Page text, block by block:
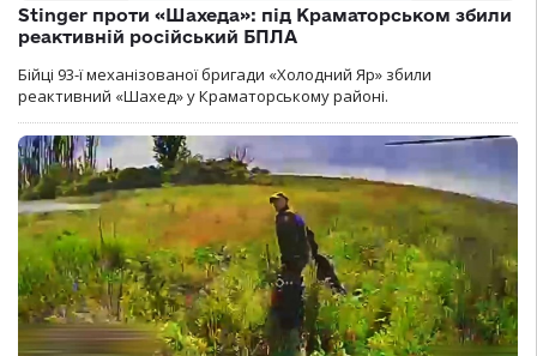
Stinger проти «Шахеда»: під Краматорськом збили
реактивній російський БПЛА
Бійці 93-ї механізованої бригади «Холодний Яр» збили
реактивний «Шахед» у Краматорському районі.